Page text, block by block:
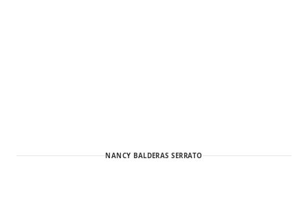
NANCY BALDERAS SERRATO